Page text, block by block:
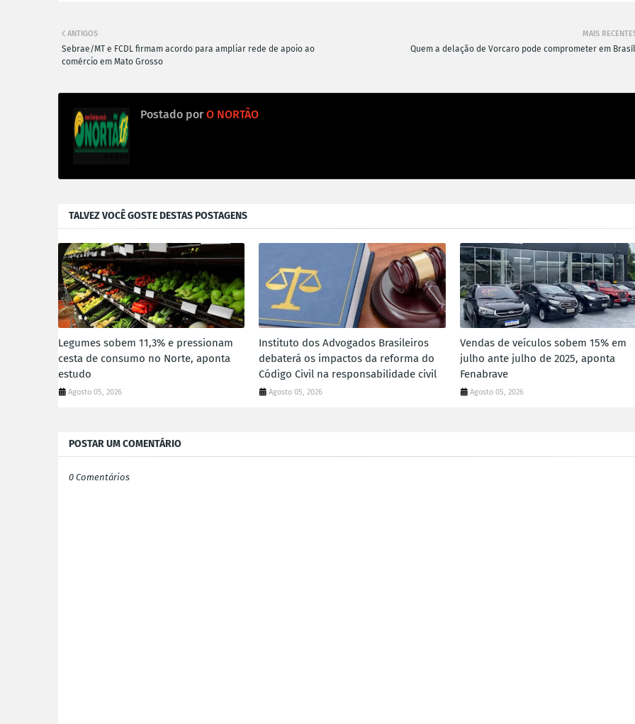
MAIS
Quem a delação de Vorcaro pode comprometer em
ANTIGOS
Sebrae/MT e FCDL firmam acordo para ampliar rede de apoio ao
comércio em Mato Grosso
Postado por O NORTÃO
TALVEZ VOCÊ GOSTE DESTAS POSTAGENS
Legumes sobem 11,3% e pressionam
cesta de consumo no Norte, aponta
estudo
Agosto 05, 2026
Instituto dos Advogados Brasileiros
debaterá os impactos da reforma do
Código Civil na responsabilidade civil
Agosto 05, 2026
Vendas de veículos sobem 15% em
julho ante julho de 2025, aponta
Fenabrave
Agosto 05, 2026
POSTAR UM COMENTÁRIO
0 Comentários